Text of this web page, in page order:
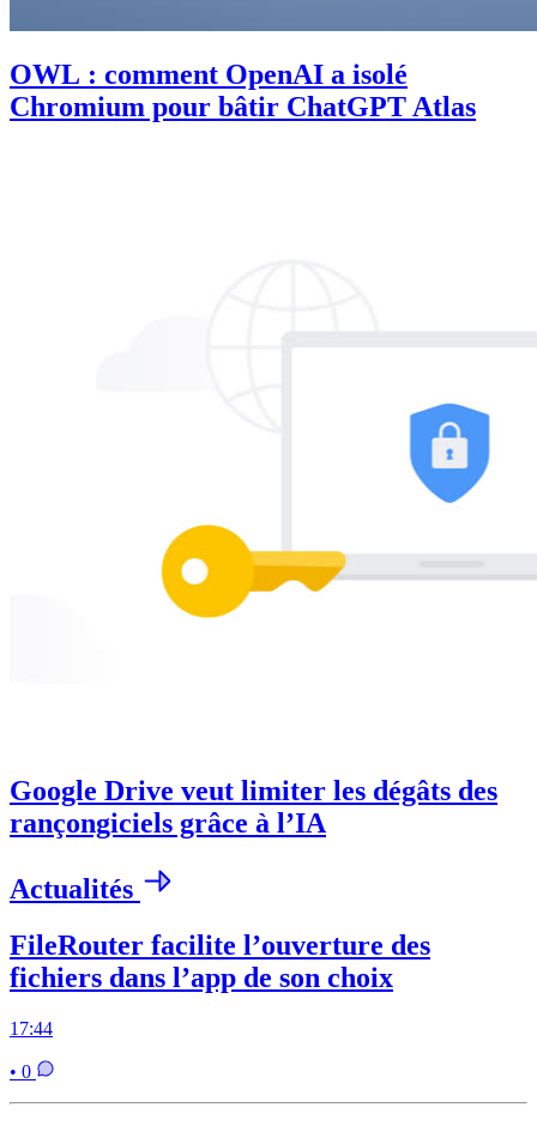
OWL : comment OpenAI a isolé
Chromium pour bâtir ChatGPT Atlas
Google Drive veut limiter les dégâts des
rançongiciels grâce à l’IA
Actualités
FileRouter facilite l’ouverture des
fichiers dans l’app de son choix
17:44
• 0